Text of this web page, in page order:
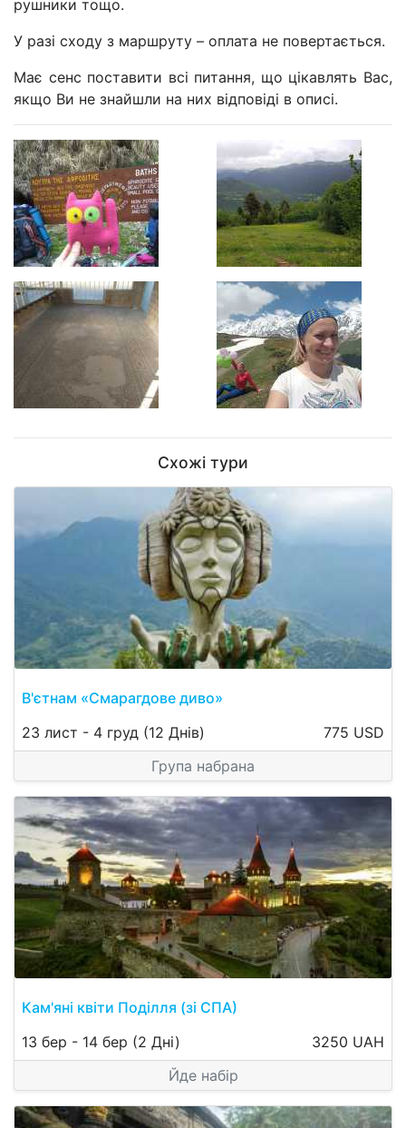
рушники тощо.
У разі сходу з маршруту – оплата не повертається.
Має сенс поставити всі питання, що цікавлять Вас,
якщо Ви не знайшли на них відповіді в описі.
Схожі тури
В'єтнам «Смарагдове диво»
23 лист - 4 груд (12 Днів)
775 USD
Група набрана
Кам'яні квіти Поділля (зі СПА)
13 бер - 14 бер (2 Дні)
3250 UAH
Йде набір